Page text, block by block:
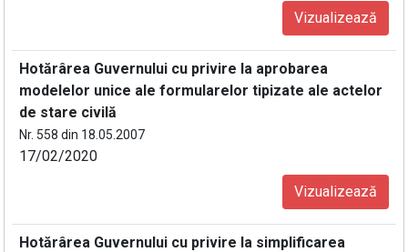
Vizualizează
Hotărârea Guvernului cu privire la aprobarea
modelelor unice ale formularelor tipizate ale actelor
de stare civilă
Nr. 558 din 18.05.2007
17/02/2020
Vizualizează
Hotărârea Guvernului cu privire la simplificarea